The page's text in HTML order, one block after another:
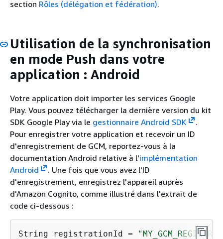
section Rôles (délégation et fédération).
Utilisation de la synchronisation
en mode Push dans votre
application : Android
Votre application doit importer les services Google
Play. Vous pouvez télécharger la dernière version du kit
SDK Google Play via le gestionnaire Android SDK
.
Pour enregistrer votre application et recevoir un ID
d'enregistrement de GCM, reportez-vous à la
documentation Android relative à l'implémentation
Android
. Une fois que vous avez l'ID
d'enregistrement, enregistrez l'appareil auprès
d'Amazon Cognito, comme illustré dans l'extrait de
code ci-dessous :
String registrationId =